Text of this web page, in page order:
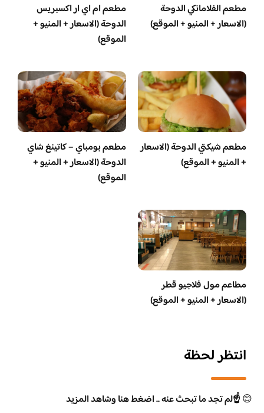
مطعم الفلامانكي الدوحة
(الاسعار + المنيو + الموقع)
مطعم ام اي ار اكسبريس
الدوحة (الاسعار + المنيو +
الموقع)
مطعم شيكتي الدوحة (الاسعار
+ المنيو + الموقع)
مطعم بومباي – كاتينغ شاي
الدوحة (الاسعار + المنيو +
الموقع)
مطاعم مول فلاجيو قطر
(الاسعار + المنيو + الموقع)
انتظر لحظة
😊☝️لم تجد ما تبحث عنه .. اضغط هنا وشاهد المزيد